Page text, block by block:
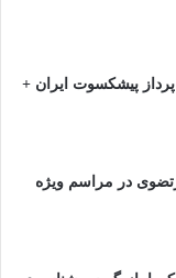
پیشکسوت ایران +
در مراسم ویژه